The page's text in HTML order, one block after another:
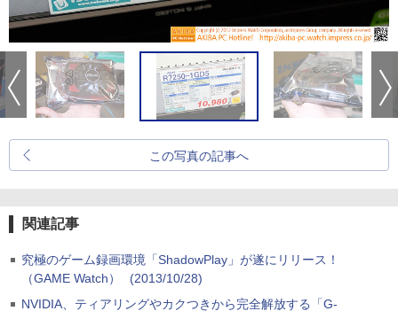
この写真の記事へ
関連記事
究極のゲーム録画環境「ShadowPlay」が遂にリリース！
（GAME Watch）
(2013/10/28)
NVIDIA、ティアリングやカクつきから完全解放する「G-